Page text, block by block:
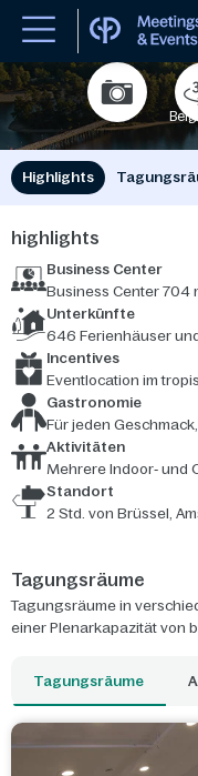
Highlights
highlights
Business Center
Business Center 704
Unterkünfte
646 Ferienhäuser
Incentives
Eventlocation im
Gastronomie
Für jeden
Aktivitäten
Mehrere Indoor‑ und
Standort
2 Std. von Brüssel,
Tagungsräume
Tagungsräume in
einer Plenarkapazität von
Tagungsräume